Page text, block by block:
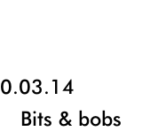
10.03.14
Bits & bobs